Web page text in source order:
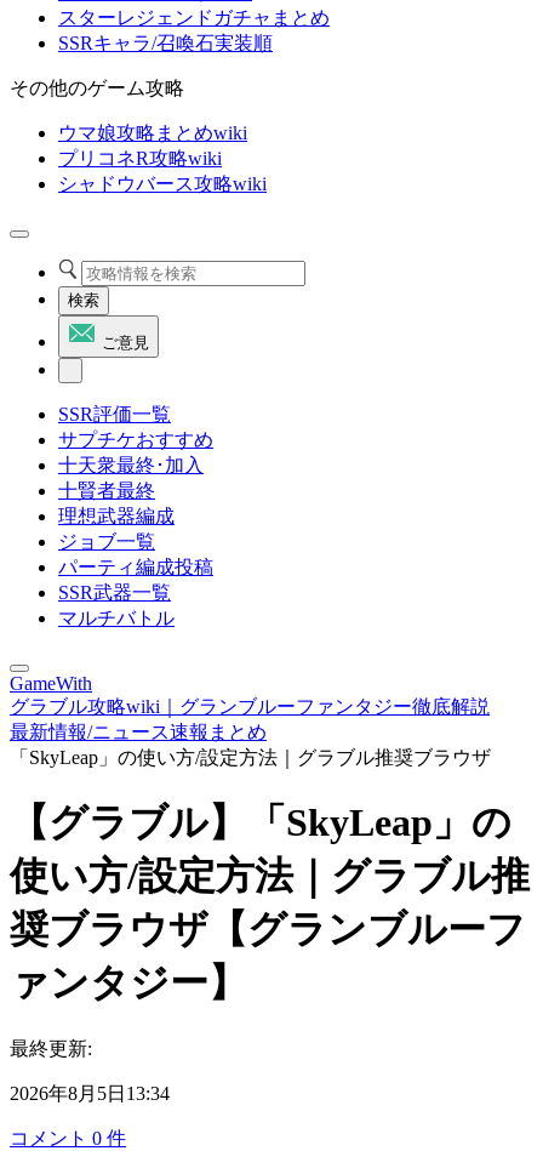
スターレジェンドガチャまとめ
SSRキャラ/召喚石実装順
その他のゲーム攻略
ウマ娘攻略まとめwiki
プリコネR攻略wiki
シャドウバース攻略wiki
検索
ご意見
SSR評価一覧
サプチケおすすめ
十天衆最終･加入
十賢者最終
理想武器編成
ジョブ一覧
パーティ編成投稿
SSR武器一覧
マルチバトル
GameWith
グラブル攻略wiki｜グランブルーファンタジー徹底解説
最新情報/ニュース速報まとめ
「SkyLeap」の使い方/設定方法｜グラブル推奨ブラウザ
【グラブル】「SkyLeap」の
使い方/設定方法｜グラブル推
奨ブラウザ【グランブルーフ
ァンタジー】
最終更新:
2026年8月5日13:34
コメント 0 件